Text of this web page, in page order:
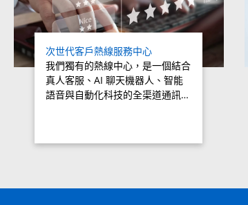
次世代客戶熱線服務中心
我們獨有的熱線中心，是一個結合
真人客服、AI 聊天機器人、智能
語音與自動化科技的全渠道通訊…